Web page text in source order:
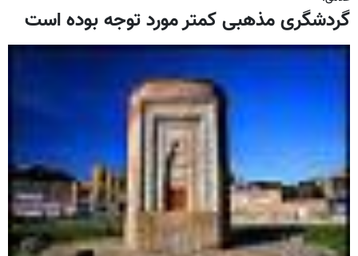
گردشگری مذهبی کمتر مورد توجه بوده است